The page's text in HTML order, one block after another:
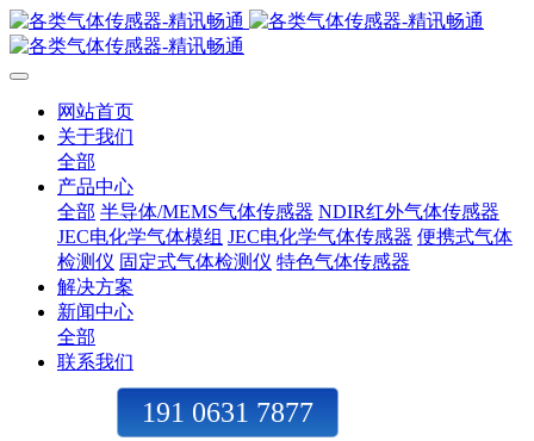
网站首页
关于我们
全部
产品中心
全部 半导体/MEMS气体传感器 NDIR红外气体传感器
JEC电化学气体模组 JEC电化学气体传感器 便携式气体
检测仪 固定式气体检测仪 特色气体传感器
解决方案
新闻中心
全部
联系我们
191 0631 7877